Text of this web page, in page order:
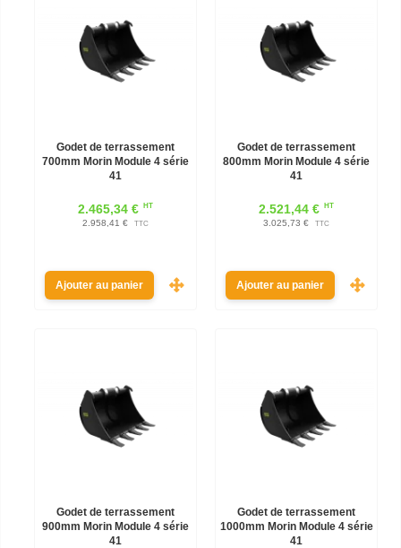
Godet de terrassement
700mm Morin Module 4 série
41
2.465,34 € HT
2.958,41 € TTC
Ajouter au panier
Godet de terrassement
800mm Morin Module 4 série
41
2.521,44 € HT
3.025,73 € TTC
Ajouter au panier
Godet de terrassement
900mm Morin Module 4 série
41
Godet de terrassement
1000mm Morin Module 4 série
41